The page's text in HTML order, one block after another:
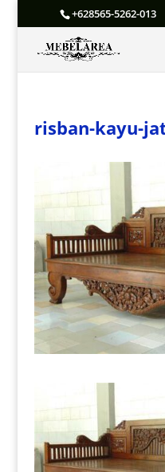
+628565-5262-013
risban-kayu-